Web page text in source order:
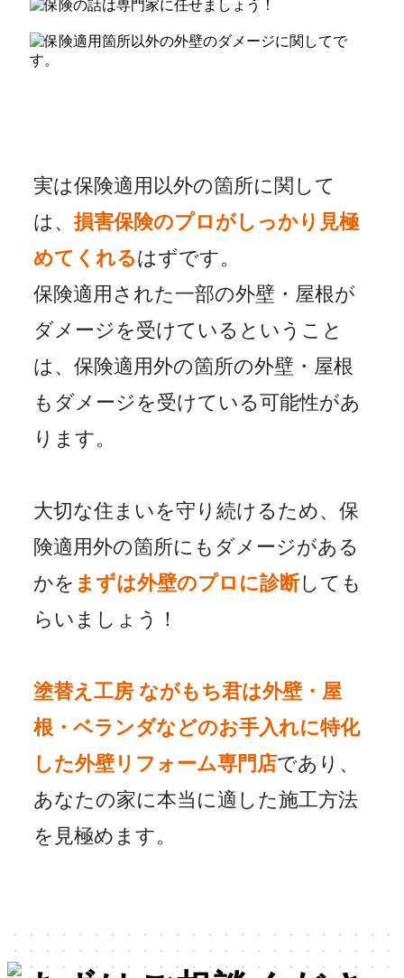
実は保険適用以外の箇所に関して
は、損害保険のプロがしっかり見極
めてくれるはずです。
保険適用された一部の外壁・屋根が
ダメージを受けているということ
は、保険適用外の箇所の外壁・屋根
もダメージを受けている可能性があ
ります。
大切な住まいを守り続けるため、保
険適用外の箇所にもダメージがある
かを まずは外壁のプロに診断しても
らいましょう！
塗替え工房 ながもち君は外壁・屋
根・ベランダなどのお手入れに特化
した外壁リフォーム専門店であり、
あなたの家に本当に適した施工方法
を見極めます。